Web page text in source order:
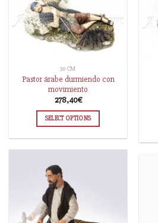
30 CM
Pastor árabe durmiendo con
movimiento
278,40€
SELECT OPTIONS